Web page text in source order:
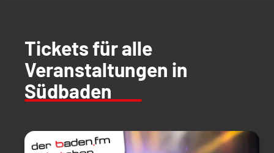
Tickets für alle
Veranstaltungen in
Südbaden